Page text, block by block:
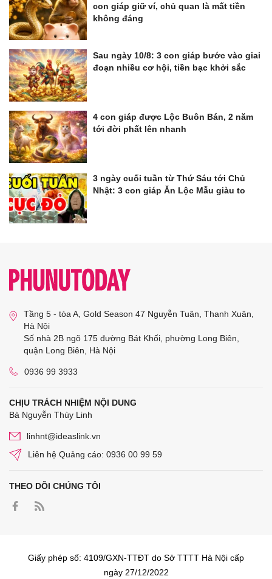
con giáp giữ ví, chủ quan là mất tiền
không đáng
Sau ngày 10/8: 3 con giáp bước vào giai
đoạn nhiều cơ hội, tiền bạc khởi sắc
4 con giáp được Lộc Buôn Bán, 2 năm
tới đời phất lên nhanh
3 ngày cuối tuần từ Thứ Sáu tới Chủ
Nhật: 3 con giáp Ăn Lộc Mẫu giàu to
Tầng 5 - tòa A, Gold Season 47 Nguyễn Tuân, Thanh Xuân,
Hà Nội
Số nhà 2B ngõ 175 đường Bát Khối, phường Long Biên,
quận Long Biên, Hà Nội
0936 99 3933
CHỊU TRÁCH NHIỆM NỘI DUNG
Bà Nguyễn Thùy Linh
linhnt@ideaslink.vn
Liên hệ Quảng cáo: 0936 00 99 59
THEO DÕI CHÚNG TÔI
Giấy phép số: 4109/GXN-TTĐT do Sở TTTT Hà Nội cấp
ngày 27/12/2022